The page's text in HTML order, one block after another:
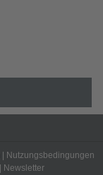
Nutzungsbedingungen
Newsletter